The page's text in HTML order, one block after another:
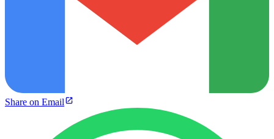
Share on Email